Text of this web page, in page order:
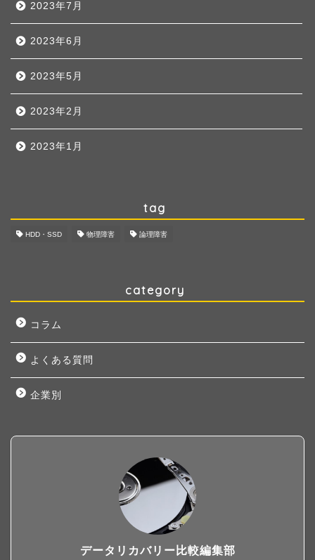
2023年7月
2023年6月
2023年5月
2023年2月
2023年1月
tag
HDD・SSD 物理障害 論理障害
category
コラム
よくある質問
企業別
データリカバリー比較編集部